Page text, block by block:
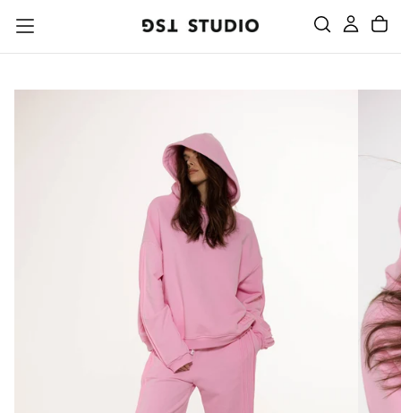
PRZEJDŹ
DO
TREŚCI